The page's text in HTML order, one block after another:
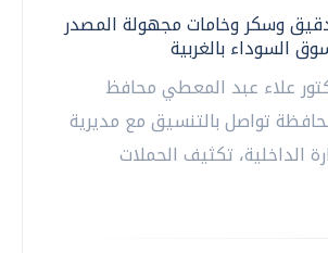
طن دقيق وسكر وخامات مجهولة المصدر
السوداء بالغربية
علاء عبد المعطي محافظ
تواصل بالتنسيق مع مديرية
الداخلية، تكثيف الحملات